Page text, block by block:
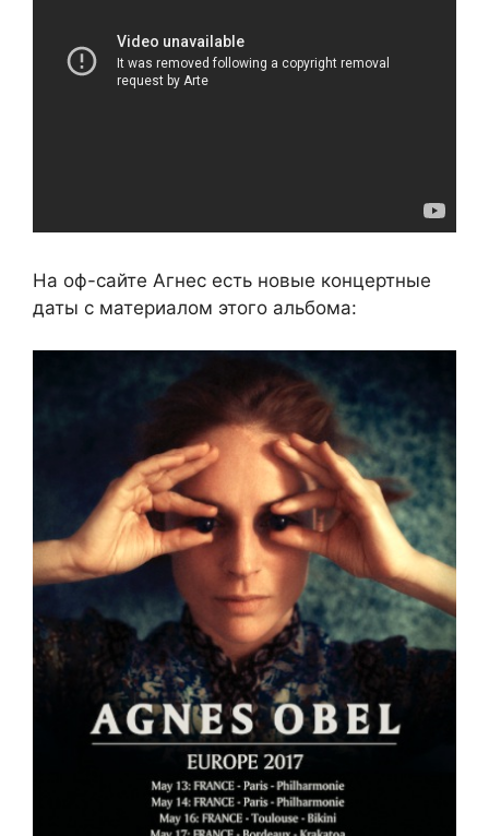
На оф-сайте Агнес есть новые концертные
даты с материалом этого альбома: